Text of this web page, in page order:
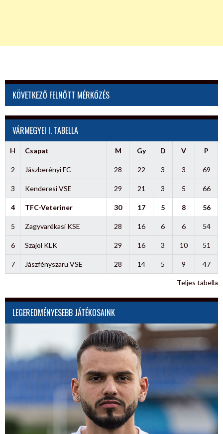
KÖVETKEZŐ FELNŐTT MÉRKŐZÉS
VÁRMEGYEI I. TABELLA
H Csapat M Gy D V P
2 Jászberényi FC 28 22 3 3 69
3 Kenderesi VSE 29 21 3 5 66
4 TFC-Veteriner 30 17 5 8 56
5 Zagyvarékasi KSE 28 16 6 6 54
6 Szajol KLK 29 16 3 10 51
7 Jászfényszaru VSE 28 14 5 9 47
Teljes tabella
LEGEREDMÉNYESEBB JÁTÉKOSAINK